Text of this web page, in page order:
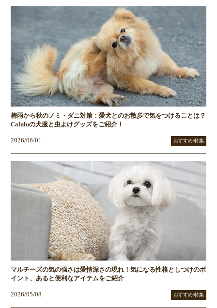
梅雨から秋のノミ・ダニ対策：愛犬とのお散歩で気をつけることは？
Caluluの犬服と虫よけグッズをご紹介！
2026/06/01 おすすめ/特集
マルチーズの気の強さは愛情深さの現れ！気になる性格としつけのポ
イント、あると便利なアイテムをご紹介
2026/05/08 おすすめ/特集